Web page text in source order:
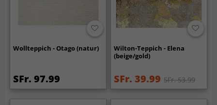
Wollteppich - Otago (natur)
SFr. 97.99
Wilton-Teppich - Elena
(beige/gold)
SFr. 39.99 SFr. 53.99